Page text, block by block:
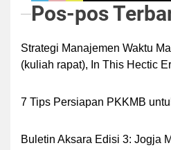
Pos-pos
Strategi Manajemen Waktu
(kuliah rapat), In This Hectic
7 Tips Persiapan PKKMB
Buletin Aksara Edisi 3: Jogja